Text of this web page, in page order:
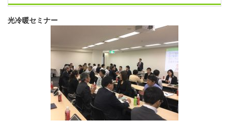
光冷暖セミナー